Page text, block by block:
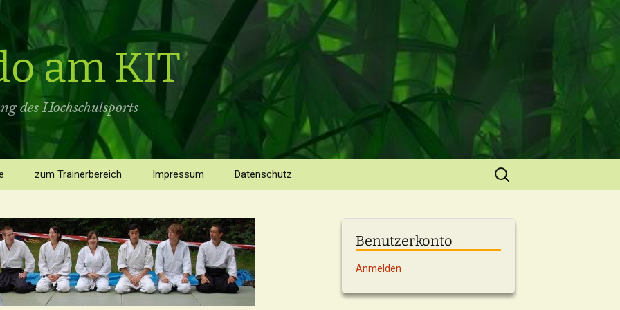
am KIT
des Hochschulsports
Historisches
Interview mit Paul Muller
zum Trainerbereich Impressum Datenschutz
Suchen
nach:
Benutzerkonto
Anmelden